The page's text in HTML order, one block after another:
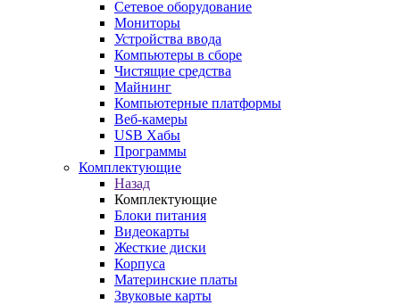
Сетевое оборудование
Мониторы
Устройства ввода
Компьютеры в сборе
Чистящие средства
Майнинг
Компьютерные платформы
Веб-камеры
USB Хабы
Программы
Комплектующие
Назад
Комплектующие
Блоки питания
Видеокарты
Жесткие диски
Корпуса
Материнские платы
Звуковые карты